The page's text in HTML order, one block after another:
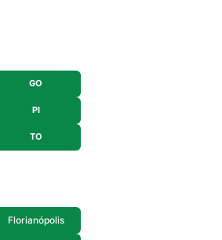
GO
PI
TO
Florianópolis